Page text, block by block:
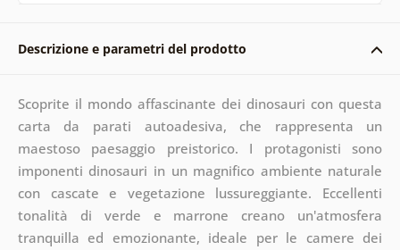
Descrizione e parametri del prodotto
Scoprite il mondo affascinante dei dinosauri con questa
carta da parati autoadesiva, che rappresenta un
maestoso paesaggio preistorico. I protagonisti sono
imponenti dinosauri in un magnifico ambiente naturale
con cascate e vegetazione lussureggiante. Eccellenti
tonalità di verde e marrone creano un'atmosfera
tranquilla ed emozionante, ideale per le camere dei